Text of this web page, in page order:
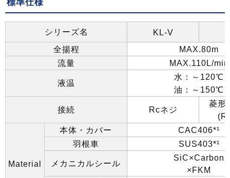
シリーズ名 KL-V
全揚程 MAX.80m
流量 MAX.110L/min
液温
水：～ 120℃
油：～ 150℃
接続 Rcネジ
菱形
Material
本体・カバー CAC406*¹
羽根車 SUS403*¹
メカニカルシール
SiC×Carbon
×FKM